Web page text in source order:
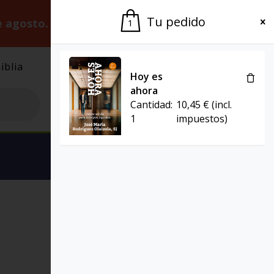
agosto. Gracias por la paciencia.
El Grupo
1 Tu pedido
Hoy es
ahora
Cantidad:
1
10,45 €(incl.
impuestos)